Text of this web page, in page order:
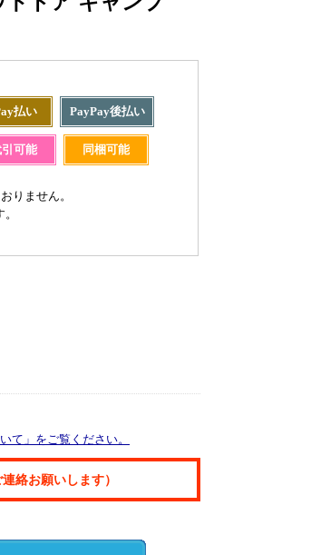
払い PayPay後払い
可能 同梱可能
りません。
て」をご覧ください。
絡お願いします）